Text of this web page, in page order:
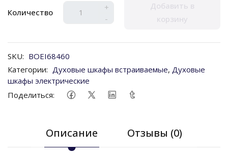
Количество
+
-
Добавить в
корзину
SKU: BOEI68460
Категории: Духовые шкафы встраиваемые, Духовые
шкафы электрические
Поделиться:
Описание Отзывы (0)